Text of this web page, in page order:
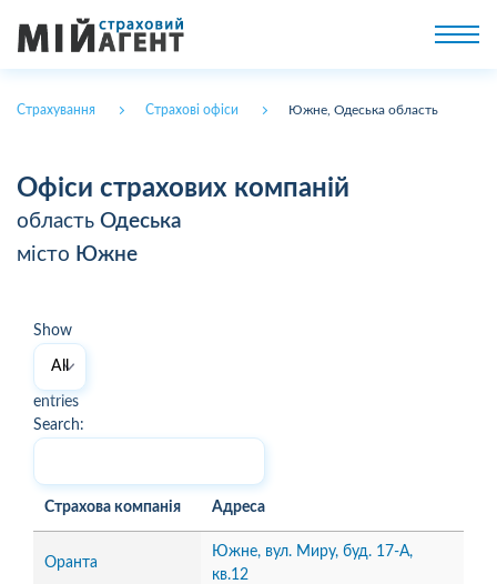
Страхування Страхові офіси Южне, Одеська область
Офіси страхових компаній
область Одеська
місто Южне
Show
entries
Search:
Страхова компанія Адреса
Оранта
Южне, вул. Миру, буд. 17-А,
кв.12